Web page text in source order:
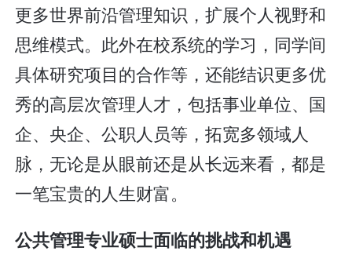
更多世界前沿管理知识，扩展个人视野和
思维模式。此外在校系统的学习，同学间
具体研究项目的合作等，还能结识更多优
秀的高层次管理人才，包括事业单位、国
企、央企、公职人员等，拓宽多领域人
脉，无论是从眼前还是从长远来看，都是
一笔宝贵的人生财富。
公共管理专业硕士面临的挑战和机遇